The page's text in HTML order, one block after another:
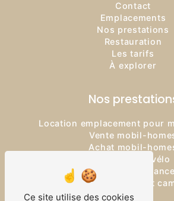
Contact
Emplacements
Nos prestations
Restauration
Les tarifs
À explorer
Nos
Location emplacement pour
Vente mobil-
Achat mobil-
Location de vélo
Logement vacance
Location emplacement
Camping
Ce site utilise des cookies